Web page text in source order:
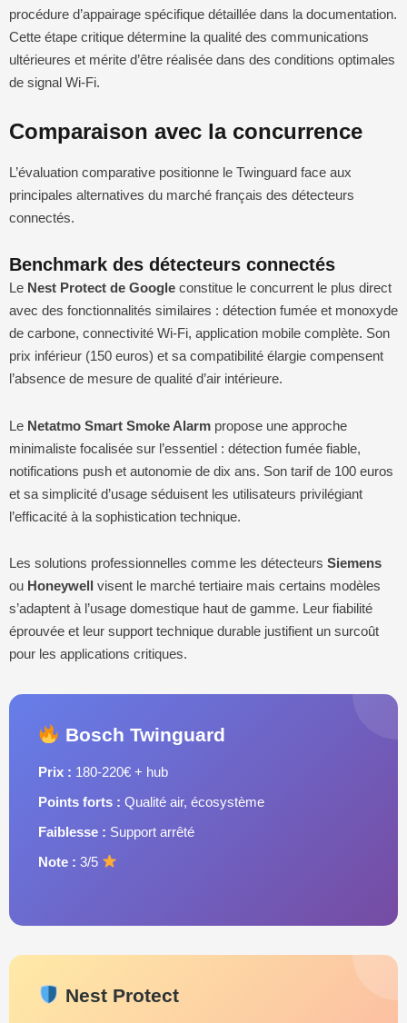
procédure d’appairage spécifique détaillée dans la documentation.
Cette étape critique détermine la qualité des communications
ultérieures et mérite d’être réalisée dans des conditions optimales
de signal Wi-Fi.
Comparaison avec la concurrence
L’évaluation comparative positionne le Twinguard face aux
principales alternatives du marché français des détecteurs
connectés.
Benchmark des détecteurs connectés
Le Nest Protect de Google constitue le concurrent le plus direct
avec des fonctionnalités similaires : détection fumée et monoxyde
de carbone, connectivité Wi-Fi, application mobile complète. Son
prix inférieur (150 euros) et sa compatibilité élargie compensent
l’absence de mesure de qualité d’air intérieure.
Le Netatmo Smart Smoke Alarm propose une approche
minimaliste focalisée sur l’essentiel : détection fumée fiable,
notifications push et autonomie de dix ans. Son tarif de 100 euros
et sa simplicité d’usage séduisent les utilisateurs privilégiant
l’efficacité à la sophistication technique.
Les solutions professionnelles comme les détecteurs Siemens
ou Honeywell visent le marché tertiaire mais certains modèles
s’adaptent à l’usage domestique haut de gamme. Leur fiabilité
éprouvée et leur support technique durable justifient un surcoût
pour les applications critiques.
Bosch Twinguard
Prix : 180-220€ + hub
Points forts : Qualité air, écosystème
Faiblesse : Support arrêté
Note : 3/5
Nest Protect